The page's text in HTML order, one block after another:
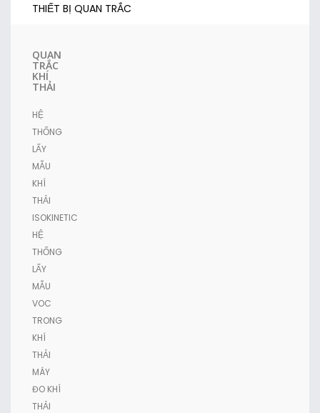
THIẾT BỊ QUAN TRẮC
QUAN
TRẮC
KHÍ
THẢI
HỆ
THỐNG
LẤY
MẪU
KHÍ
THẢI
ISOKINETIC
HỆ
THỐNG
LẤY
MẪU
VOC
TRONG
KHÍ
THẢI
MÁY
ĐO KHÍ
THẢI